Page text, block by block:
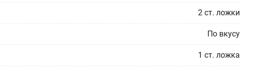
2 ст. ложки
По вкусу
1 ст. ложка